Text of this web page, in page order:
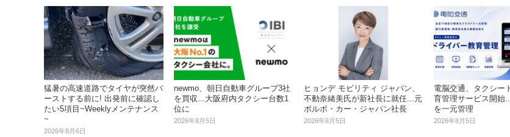
猛暑の高速道路でタイヤが突然バ
ーストする前に! 出発前に確認し
たい5項目~Weeklyメンテナンス
~
2026年8月6日
newmo、朝日自動車グループ3社
を買収...大阪府内タクシー台数1
位に
2026年8月5日
ヒョンデ モビリティ ジャパン、
不動奈緒美氏が新社長に就任...元
ボルボ・カー・ジャパン社長
2026年8月5日
電脳交通、タクシー
育管理サービス開始
を一元管理
2026年8月5日